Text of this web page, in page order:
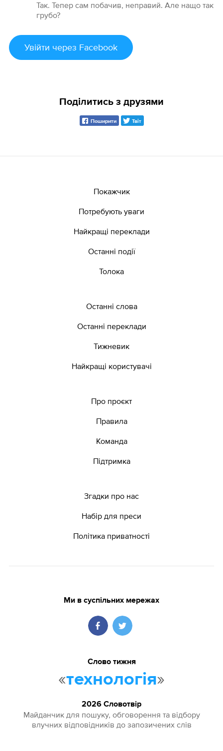
Так. Тепер сам побачив, неправий. Але нащо так
грубо?
Увійти через Facebook
Поділитись з друзями
Поширити Твіт
Покажчик
Потребують уваги
Найкращі переклади
Останні події
Толока
Останні слова
Останні переклади
Тижневик
Найкращі користувачі
Про проєкт
Правила
Команда
Підтримка
Згадки про нас
Набір для преси
Політика приватності
Ми в суспільних мережах
Слово тижня
«технологія»
2026 Словотвір
Майданчик для пошуку, обговорення та відбору
влучних відповідників до запозичених слів